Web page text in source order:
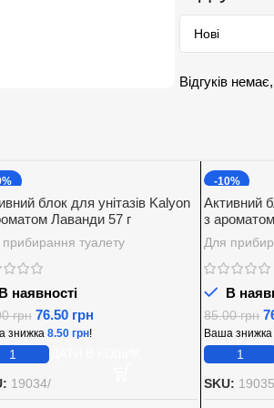
Відгуків
блок для унітазів Kalyon
Лаванди 57 г
туалету
В наявності
грн 76.50 грн
знижка 8.50 грн!
19034/
-10%
Активний
з
Для
В
85.00грн
Ваша
SKU: